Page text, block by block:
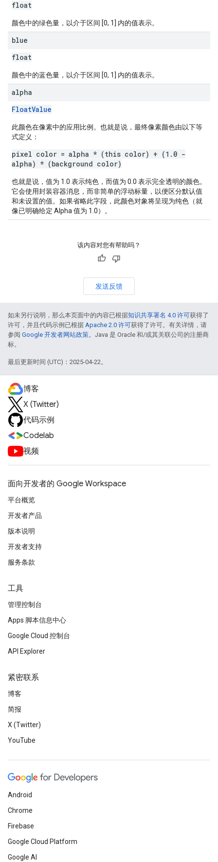
float
颜色中的绿色量，以介于区间 [0, 1] 内的值表示。
blue
float
颜色中的蓝色量，以介于区间 [0, 1] 内的值表示。
alpha
FloatValue
此颜色在像素中的应用比例。也就是说，最终像素颜色由以下等
式定义：
pixel color = alpha * (this color) + (1.0 -
alpha) * (background color)
也就是说，值为 1.0 表示纯色，而值为 0.0 表示完全透明的颜色。
它会使用封装容器消息，而非简单的浮动标量，以便区分默认值
和未设置的值。如果省略此字段，此颜色对象将呈现为纯色（就
像已明确给定 Alpha 值为 1.0）。
该内容对您有帮助吗？
发送反馈
如未另行说明，那么本页面中的内容已根据知识共享署名 4.0 许可获得了
许可，并且代码示例已根据 Apache 2.0 许可获得了许可。有关详情，请
参阅 Google 开发者网站政策。Java 是 Oracle 和/或其关联公司的注册商
标。
最后更新时间 (UTC)：2025-04-22。
博客
X (Twitter)
代码示例
Codelab
视频
面向开发者的 Google Workspace
平台概览
开发者产品
版本说明
开发者支持
服务条款
工具
管理控制台
Apps 脚本信息中心
Google Cloud 控制台
API Explorer
紧密联系
博客
简报
X (Twitter)
YouTube
Android
Chrome
Firebase
Google Cloud Platform
Google AI